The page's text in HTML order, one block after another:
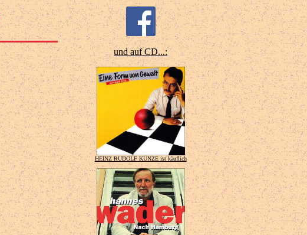
und auf CD...:
HEINZ RUDOLF KUNZE ist käuflich